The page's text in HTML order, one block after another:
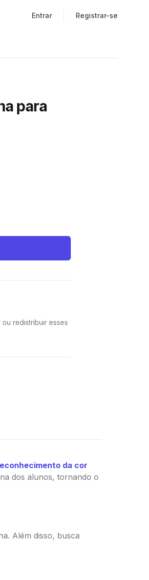
Entrar Registrar-se
para
redistribuir esses
da cor
dos alunos, tornando o
Além disso, busca